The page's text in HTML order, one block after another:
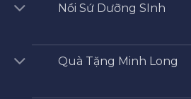
Nồi Sứ Dưỡng SInh
Quà Tặng Minh Long